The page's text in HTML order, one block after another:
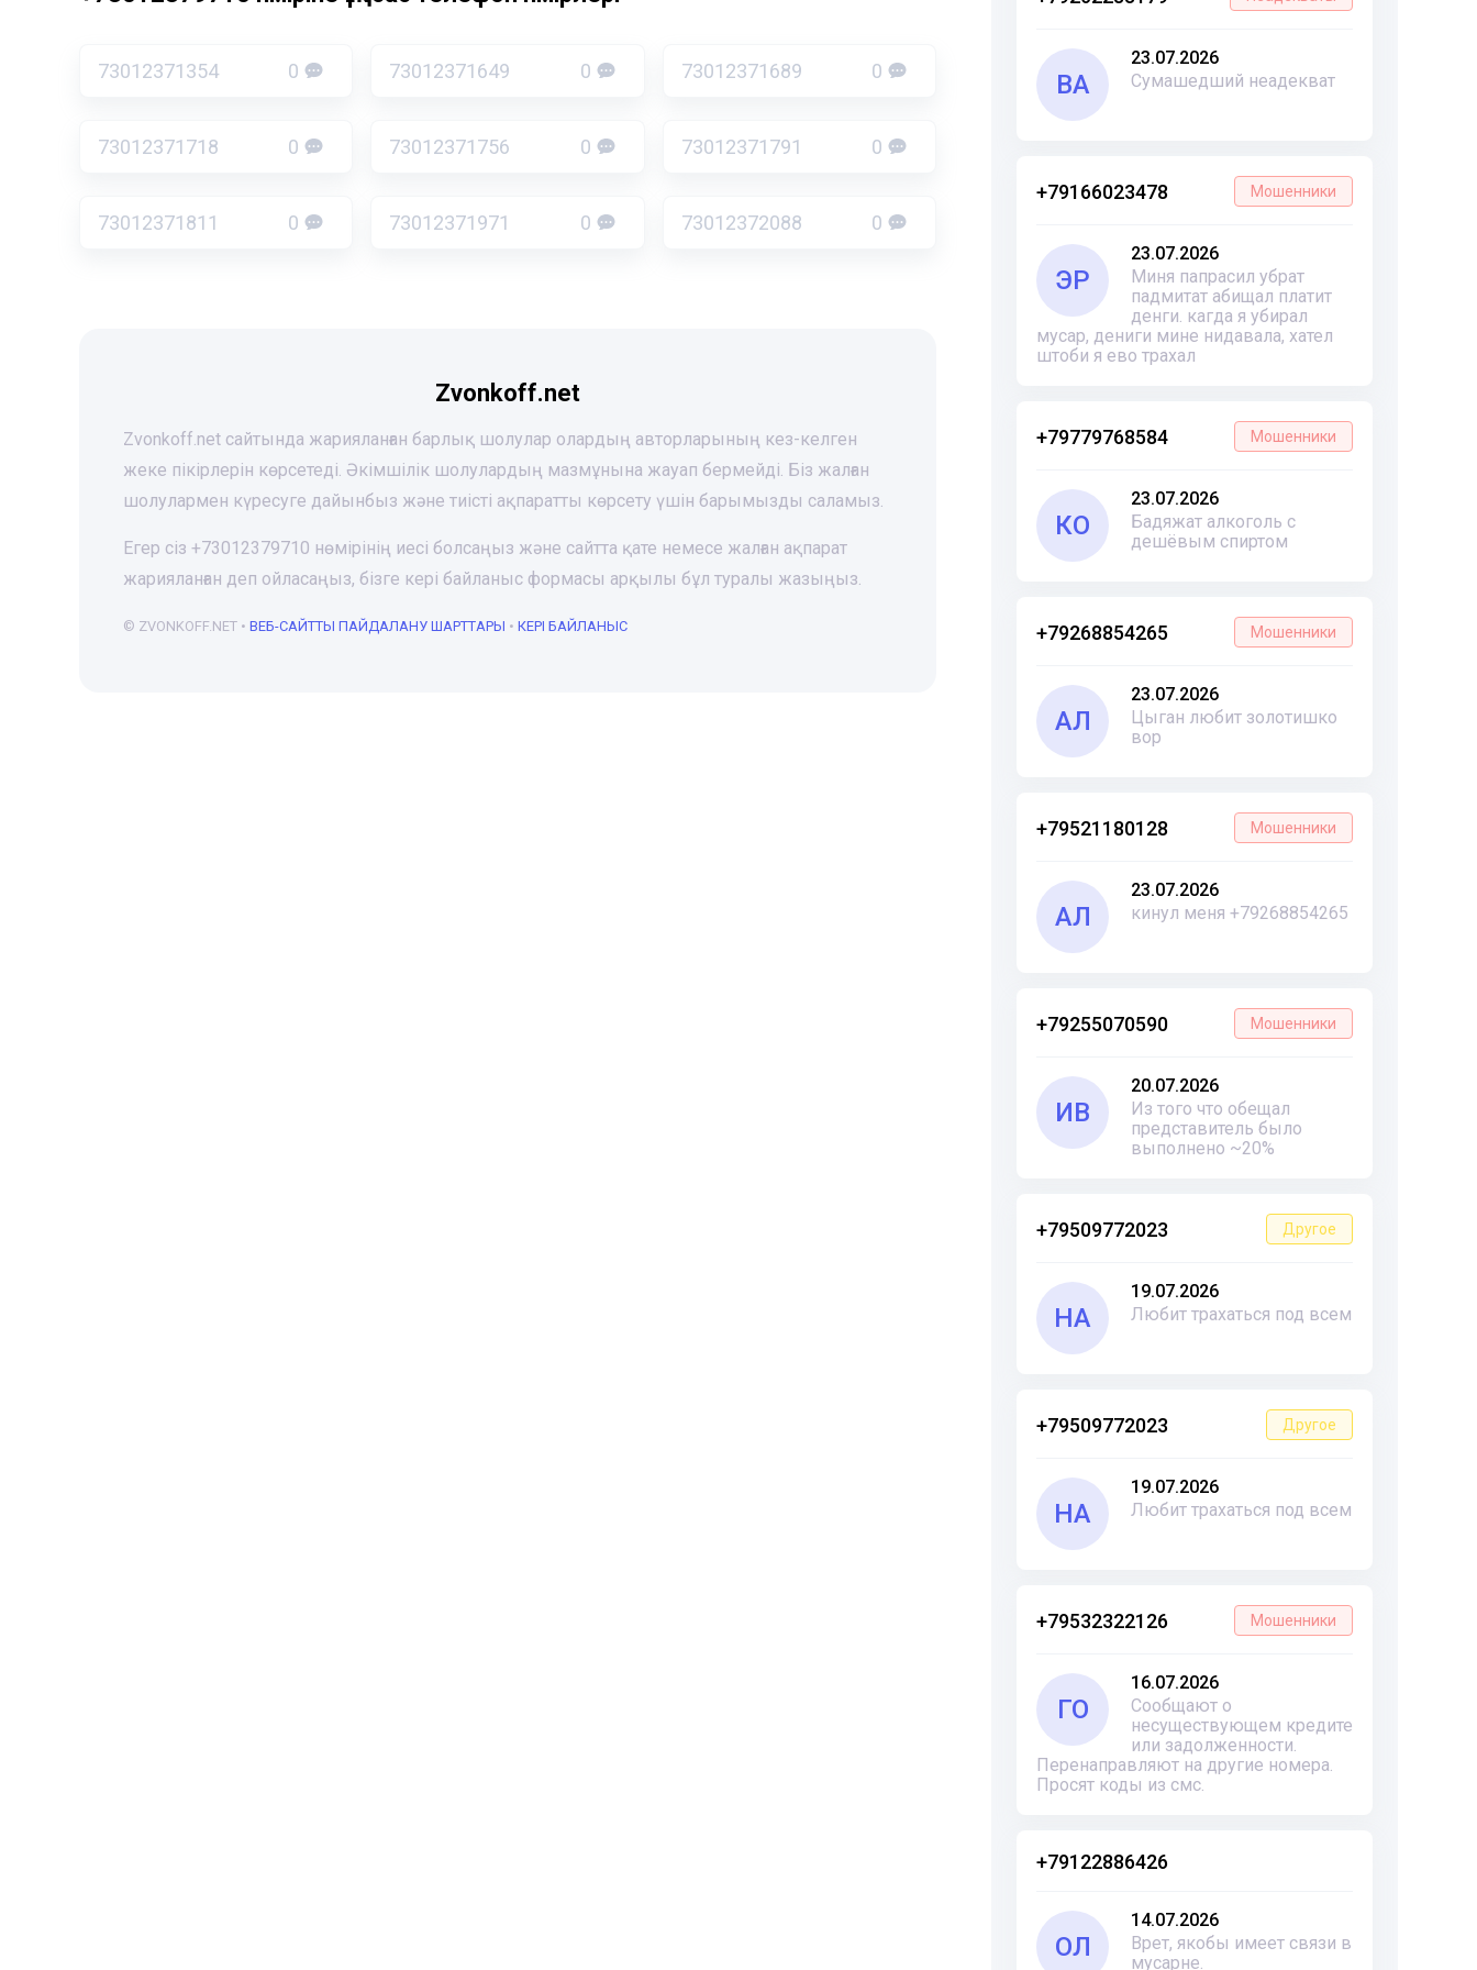
ВА
23.07.2026
Сумашедший неадекват
+79166023478 Мошенники
ЭР
23.07.2026
Миня папрасил убрат
падмитат абищал платит
денги. кагда я убирал
мусар, дениги мине нидавала, хател
штоби я ево трахал
+79779768584 Мошенники
КО
23.07.2026
Бадяжат алкоголь с
дешёвым спиртом
+79268854265 Мошенники
АЛ
23.07.2026
Цыган любит золотишко
вор
+79521180128 Мошенники
АЛ
23.07.2026
кинул меня +79268854265
+79255070590 Мошенники
ИВ
20.07.2026
Из того что обещал
представитель было
выполнено ~20%
+79509772023 Другое
НА
19.07.2026
Любит трахаться под всем
+79509772023 Другое
НА
19.07.2026
Любит трахаться под всем
+79532322126 Мошенники
ГО
16.07.2026
Сообщают о
несуществующем кредите
или задолженности.
Перенаправляют на другие номера.
Просят коды из смс.
+79122886426
ОЛ
14.07.2026
Врет, якобы имеет связи в
мусарне.
73012371354 0 73012371649 0 73012371689 0
73012371718 0 73012371756 0 73012371791 0
73012371811 0 73012371971 0 73012372088 0
Zvonkoff.net
Zvonkoff.net сайтында жарияланған барлық шолулар олардың авторларының кез-келген
жеке пікірлерін көрсетеді. Әкімшілік шолулардың мазмұнына жауап бермейді. Біз жалған
шолулармен күресуге дайынбыз және тиісті ақпаратты көрсету үшін барымызды саламыз.
Егер сіз +73012379710 нөмірінің иесі болсаңыз және сайтта қате немесе жалған ақпарат
жарияланған деп ойласаңыз, бізге кері байланыс формасы арқылы бұл туралы жазыңыз.
© ZVONKOFF.NET • ВЕБ-CАЙТТЫ ПАЙДАЛАНУ ШАРТТАРЫ • КЕРІ БАЙЛАНЫС